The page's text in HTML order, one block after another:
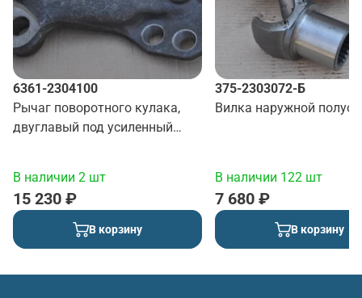
6361-2304100
Рычаг поворотного кулака,
двуглавый под усиленный
В наличии 2 шт
15 230 ₽
В корзину
375-2303072-Б
Вилка наружной
В наличии 122 шт
7 680 ₽
В корзину